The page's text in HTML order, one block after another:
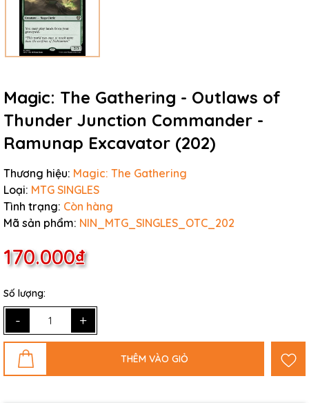
Magic: The Gathering - Outlaws of
Thunder Junction Commander -
Ramunap Excavator (202)
Thương hiệu: Magic: The Gathering
Loại: MTG SINGLES
Tình trạng: Còn hàng
Mã sản phẩm: NIN_MTG_SINGLES_OTC_202
170.000₫
Số lượng:
- +
THÊM VÀO GIỎ